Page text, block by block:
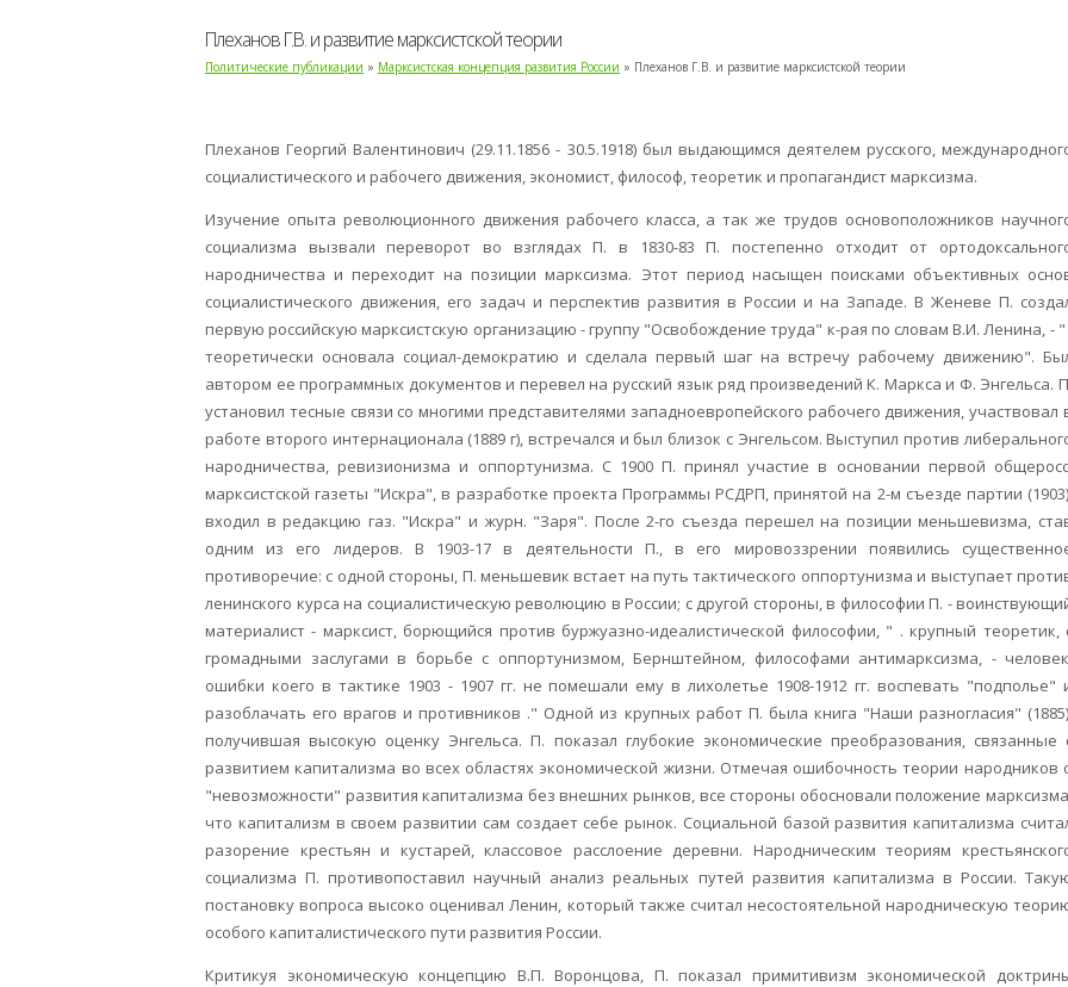
Плеханов Г.В. и развитие марксистской теории
Политические публикации » Марксистская концепция развития России » Плеханов Г.В. и развитие марксистской теории
Плеханов Георгий Валентинович (29.11.1856 - 30.5.1918) был выдающимся деятелем русского,
социалистического и рабочего движения, экономист, философ, теоретик и пропагандист марксизма.
Изучение опыта революционного движения рабочего класса, а так же трудов основоположников
социализма вызвали переворот во взглядах П. в 1830-83 П. постепенно отходит от
народничества и переходит на позиции марксизма. Этот период насыщен поисками объективных
социалистического движения, его задач и перспектив развития в России и на Западе. В Женеве П.
первую российскую марксистскую организацию - группу "Освобождение труда" к-рая по словам В.И. Ленина, - "
теоретически основала социал-демократию и сделала первый шаг на встречу рабочему движению".
автором ее программных документов и перевел на русский язык ряд произведений К. Маркса и Ф. Энгельса.
установил тесные связи со многими представителями западноевропейского рабочего движения, участвовал
работе второго интернационала (1889 г), встречался и был близок с Энгельсом. Выступил против
народничества, ревизионизма и оппортунизма. С 1900 П. принял участие в основании первой
марксистской газеты "Искра", в разработке проекта Программы РСДРП, принятой на 2-м съезде партии
входил в редакцию газ. "Искра" и журн. "Заря". После 2-го съезда перешел на позиции меньшевизма,
одним из его лидеров. В 1903-17 в деятельности П., в его мировоззрении появились
противоречие: с одной стороны, П. меньшевик встает на путь тактического оппортунизма и выступает
ленинского курса на социалистическую революцию в России; с другой стороны, в философии П. -
материалист - марксист, борющийся против буржуазно-идеалистической философии, " . крупный теоретик,
громадными заслугами в борьбе с оппортунизмом, Бернштейном, философами антимарксизма, -
ошибки коего в тактике 1903 - 1907 гг. не помешали ему в лихолетье 1908-1912 гг. воспевать "подполье"
разоблачать его врагов и противников ." Одной из крупных работ П. была книга "Наши разногласия"
получившая высокую оценку Энгельса. П. показал глубокие экономические преобразования, связанные
развитием капитализма во всех областях экономической жизни. Отмечая ошибочность теории народников
"невозможности" развития капитализма без внешних рынков, все стороны обосновали положение
что капитализм в своем развитии сам создает себе рынок. Социальной базой развития капитализма
разорение крестьян и кустарей, классовое расслоение деревни. Народническим теориям
социализма П. противопоставил научный анализ реальных путей развития капитализма в России.
постановку вопроса высоко оценивал Ленин, который также считал несостоятельной народническую
особого капиталистического пути развития России.
Критикуя экономическую концепцию В.П. Воронцова, П. показал примитивизм экономической